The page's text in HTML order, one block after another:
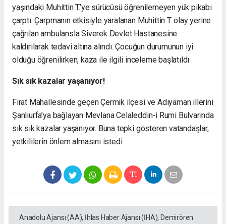
yaşındaki Muhittin T.’ye sürücüsü öğrenilemeyen yük pikabı
çarptı. Çarpmanın etkisiyle yaralanan Muhittin T. olay yerine
çağrılan ambulansla Siverek Devlet Hastanesine
kaldırılarak tedavi altına alındı. Çocuğun durumunun iyi
olduğu öğrenilirken, kaza ile ilgili inceleme başlatıldı
Sık sık kazalar yaşanıyor!
Fırat Mahallesinde geçen Çermik ilçesi ve Adıyaman illerini
Şanlıurfa’ya bağlayan Mevlana Celaleddin-i Rumi Bulvarında
sık sık kazalar yaşanıyor. Buna tepki gösteren vatandaşlar,
yetkililerin önlem almasını istedi.
Anadolu Ajansı (AA), İhlas Haber Ajansı (İHA), Demirören